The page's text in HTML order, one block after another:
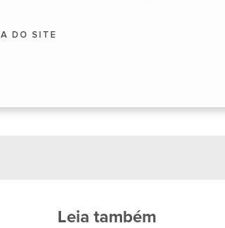
DO SITE
Leia também